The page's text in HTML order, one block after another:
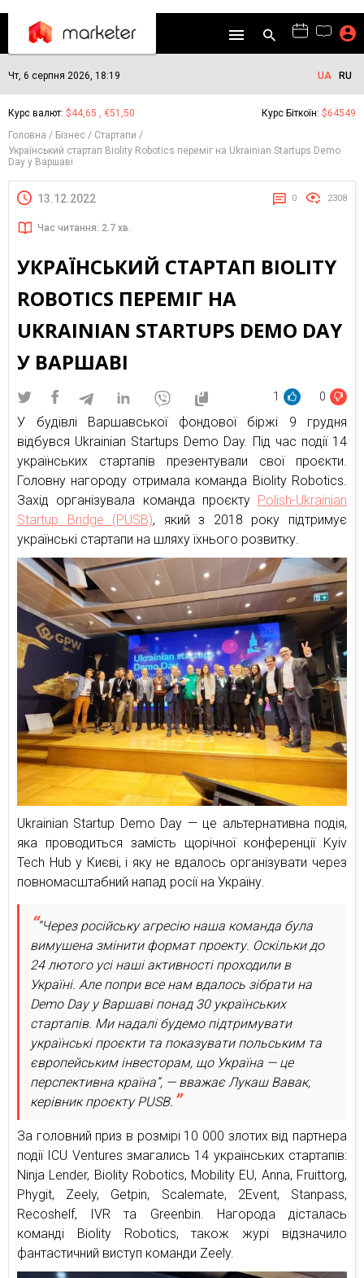
Чт, 6 серпня 2026, 18:19 UA RU
Курс валют: $44,65 , €51,50 Курс Біткоїн: $64549
Головна
Бізнес
Стартапи
Український стартап Biolity Robotics переміг на Ukrainian Startups Demo
Day у Варшаві
13.12.2022 0 2308
Час читання: 2.7 хв.
УКРАЇНСЬКИЙ СТАРТАП BIOLITY
ROBOTICS ПЕРЕМІГ НА
UKRAINIAN STARTUPS DEMO DAY
У ВАРШАВІ
1 0
У будівлі Варшавської фондової біржі 9 грудня
відбувся Ukrainian Startups Demo Day. Під час події 14
українських стартапів презентували свої проєкти.
Головну нагороду отримала команда Biolity Robotics.
Захід організувала команда проєкту Polish-Ukrainian
Startup Bridge (PUSB), який з 2018 року підтримує
українські стартапи на шляху їхнього розвитку.
Ukrainian Startup Demo Day — це альтернативна подія,
яка проводиться замість щорічної конференції Kyiv
Tech Hub у Києві, і яку не вдалось організувати через
повномасштабний напад росії на Україну.
“Через російську агресію наша команда була
вимушена змінити формат проекту. Оскільки до
24 лютого усі наші активності проходили в
Україні. Але попри все нам вдалось зібрати на
Demo Day у Варшаві понад 30 українських
стартапів. Ми надалі будемо підтримувати
українські проєкти та показувати польським та
європейським інвесторам, що Україна — це
перспективна країна”, — вважає Лукаш Вавак,
керівник проєкту PUSB.
За головний приз в розмірі 10 000 злотих від партнера
події ICU Ventures змагались 14 українських стартапів:
Ninja Lender, Biolity Robotics, Mobility EU, Anna, Fruittorg,
Phygit, Zeely, Getpin, Scalemate, 2Event, Stanpass,
Recoshelf, IVR та Greenbin. Нагорода дісталась
команді Biolity Robotics, також журі відзначило
фантастичний виступ команди Zeely.